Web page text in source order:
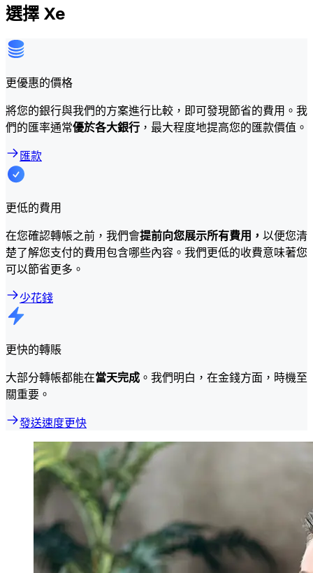
選擇 Xe
更優惠的價格
將您的銀行與我們的方案進行比較，即可發現節省的費用。我
們的匯率通常優於各大銀行 ，最大程度地提高您的匯款價值。
匯款
更低的費用
在您確認轉帳之前，我們會提前向您展示所有費用， 以便您清
楚了解您支付的費用包含哪些內容。我們更低的收費意味著您
可以節省更多。
少花錢
更快的轉賬
大部分轉帳都能在當天完成 。我們明白，在金錢方面，時機至
關重要。
發送速度更快